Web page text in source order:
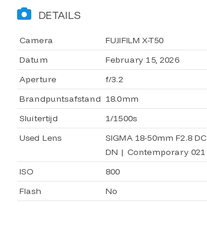
DETAILS
Camera
FUJIFILM X-T50
Datum
February 15, 2026
Aperture
f/3.2
Brandpuntsafstand 18.0mm
Sluitertijd
1/1500s
Used Lens
SIGMA 18-50mm F2.8 DC
DN | Contemporary 021
ISO
800
Flash
No